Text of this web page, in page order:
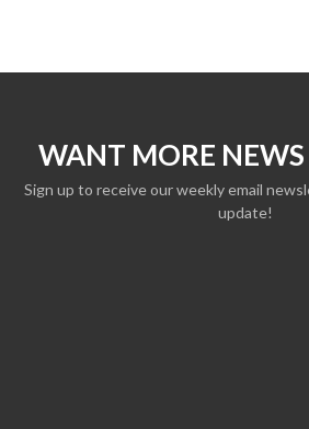
WANT MORE
Sign up to receive our weekly email
update!